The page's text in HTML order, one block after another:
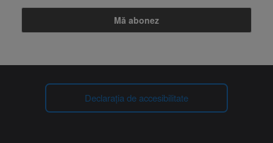
Declarația de accesibilitate